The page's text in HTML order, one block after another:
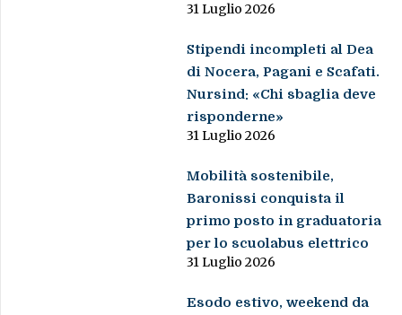
31 Luglio 2026
Stipendi incompleti al Dea
di Nocera, Pagani e Scafati.
Nursind: «Chi sbaglia deve
risponderne»
31 Luglio 2026
Mobilità sostenibile,
Baronissi conquista il
primo posto in graduatoria
per lo scuolabus elettrico
31 Luglio 2026
Esodo estivo, weekend da